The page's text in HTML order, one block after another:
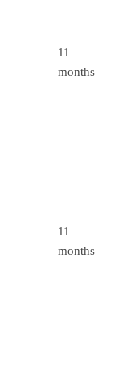
11
months
11
months